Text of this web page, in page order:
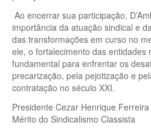
Ao encerrar sua participação,
importância da atuação sindical e
das transformações em curso no
ele, o fortalecimento das entidades
fundamental para enfrentar os
precarização, pela pejotização e
contratação no século XXI.
Presidente Cezar Henrique
Mérito do Sindicalismo Classista